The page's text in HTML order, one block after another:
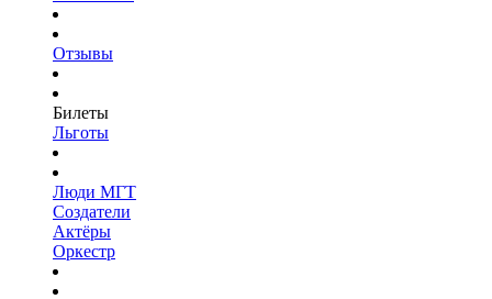
Отзывы
Билеты
Льготы
Люди МГТ
Создатели
Актёры
Оркестр